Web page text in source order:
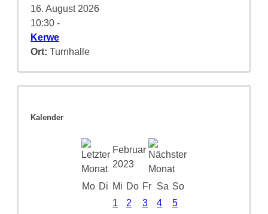
16. August 2026
10:30 -
Kerwe
Ort: Turnhalle
Kalender
Februar
2023
Mo Di Mi Do Fr Sa So
1
2 3 4
5